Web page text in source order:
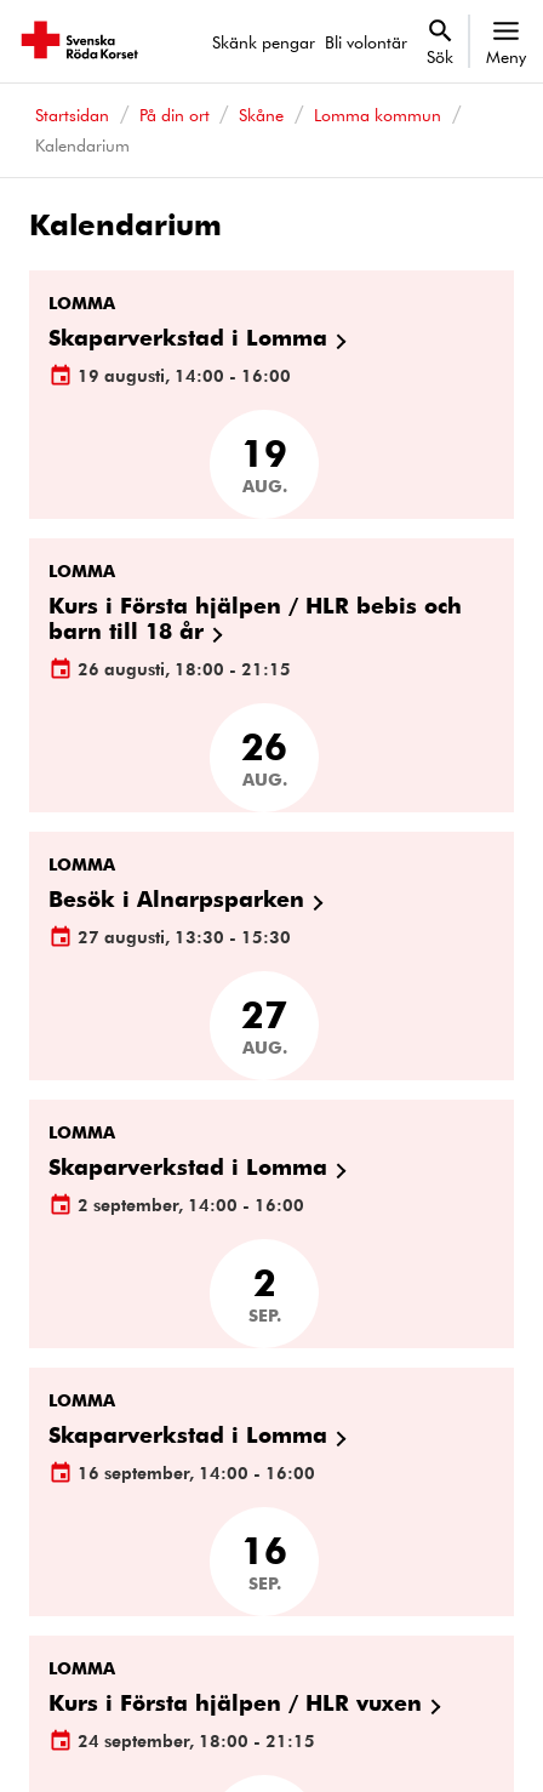
Skänk pengar Bli volontär
Sök Meny
Startsidan På din ort Skåne
Lomma kommun
Kalendarium
Kalendarium
Kalenderhändelser
LOMMA
Skaparverkstad i Lomma
19 augusti, 14:00 - 16:00
19
AUG.
LOMMA
Kurs i Första hjälpen / HLR bebis och
barn till 18 år
26 augusti, 18:00 - 21:15
26
AUG.
LOMMA
Besök i Alnarpsparken
27 augusti, 13:30 - 15:30
27
AUG.
LOMMA
Skaparverkstad i Lomma
2 september, 14:00 - 16:00
2
SEP.
LOMMA
Skaparverkstad i Lomma
16 september, 14:00 - 16:00
16
SEP.
LOMMA
Kurs i Första hjälpen / HLR vuxen
24 september, 18:00 - 21:15